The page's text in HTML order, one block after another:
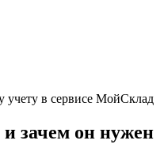
учету в сервисе МойСклад
зачем он нужен